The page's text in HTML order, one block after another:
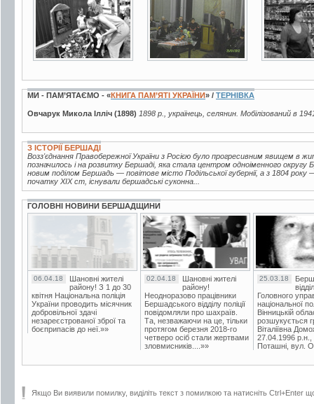
МИ - ПАМ’ЯТАЄМО - «КНИГА ПАМ’ЯТІ УКРАЇНИ» / ТЕРНІВКА
Овчарук Микола Ілліч (1898) 1898 р., українець, селянин. Мобілізований в
З ІСТОРІЇ БЕРШАДІ
Возз'єднання Правобережної України з Росією було прогресивним явищем в
позначилось і на розвитку Бершаді, яка стала центром одноіменного округу
новим поділом Бершадь — повітове місто Подільської губернії, а з 1804
початку XIX ст, існували бершадські суконна...
ГОЛОВНІ НОВИНИ БЕРШАДЩИНИ
06.04.18
Шановні жителі
району! З 1 до 30
квітня Національна поліція
України проводить місячник
добровільної здачі
незареєстрованої зброї та
боєприпасів до неї.»»
02.04.18
Шановні жителі
району!
Неодноразово працівники
Бершадського відділу поліції
повідомляли про шахраїв.
Та, незважаючи на це, тільки
протягом березня 2018-го
четверо осіб стали жертвами
зловмисників....»»
25.03.18
Головного
національної
Вінницькій
розшукується
Віталіївна
27.04.1996 р.н.,
Поташні, вул.
Якщо Ви виявили помилку, виділіть текст з помилкою та натисніть Ctrl+Enter